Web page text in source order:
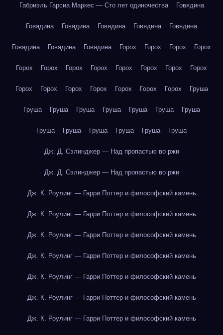
Габриэль Гарсиа Маркес — Сто лет одиночества Говядина
Говядина Говядина Говядина Говядина Говядина
Говядина Говядина Говядина Горох Горох Горох Горох
Горох Горох Горох Горох Горох Горох Горох Горох
Горох Горох Горох Горох Горох Горох Горох Груша
Груша Груша Груша Груша Груша Груша Груша
Груша Груша Груша Груша Груша Груша
Дж. Д. Сэлинджер — Над пропастью во ржи
Дж. Д. Сэлинджер — Над пропастью во ржи
Дж. К. Роулинг — Гарри Поттер и философский камень
Дж. К. Роулинг — Гарри Поттер и философский камень
Дж. К. Роулинг — Гарри Поттер и философский камень
Дж. К. Роулинг — Гарри Поттер и философский камень
Дж. К. Роулинг — Гарри Поттер и философский камень
Дж. К. Роулинг — Гарри Поттер и философский камень
Дж. К. Роулинг — Гарри Поттер и философский камень